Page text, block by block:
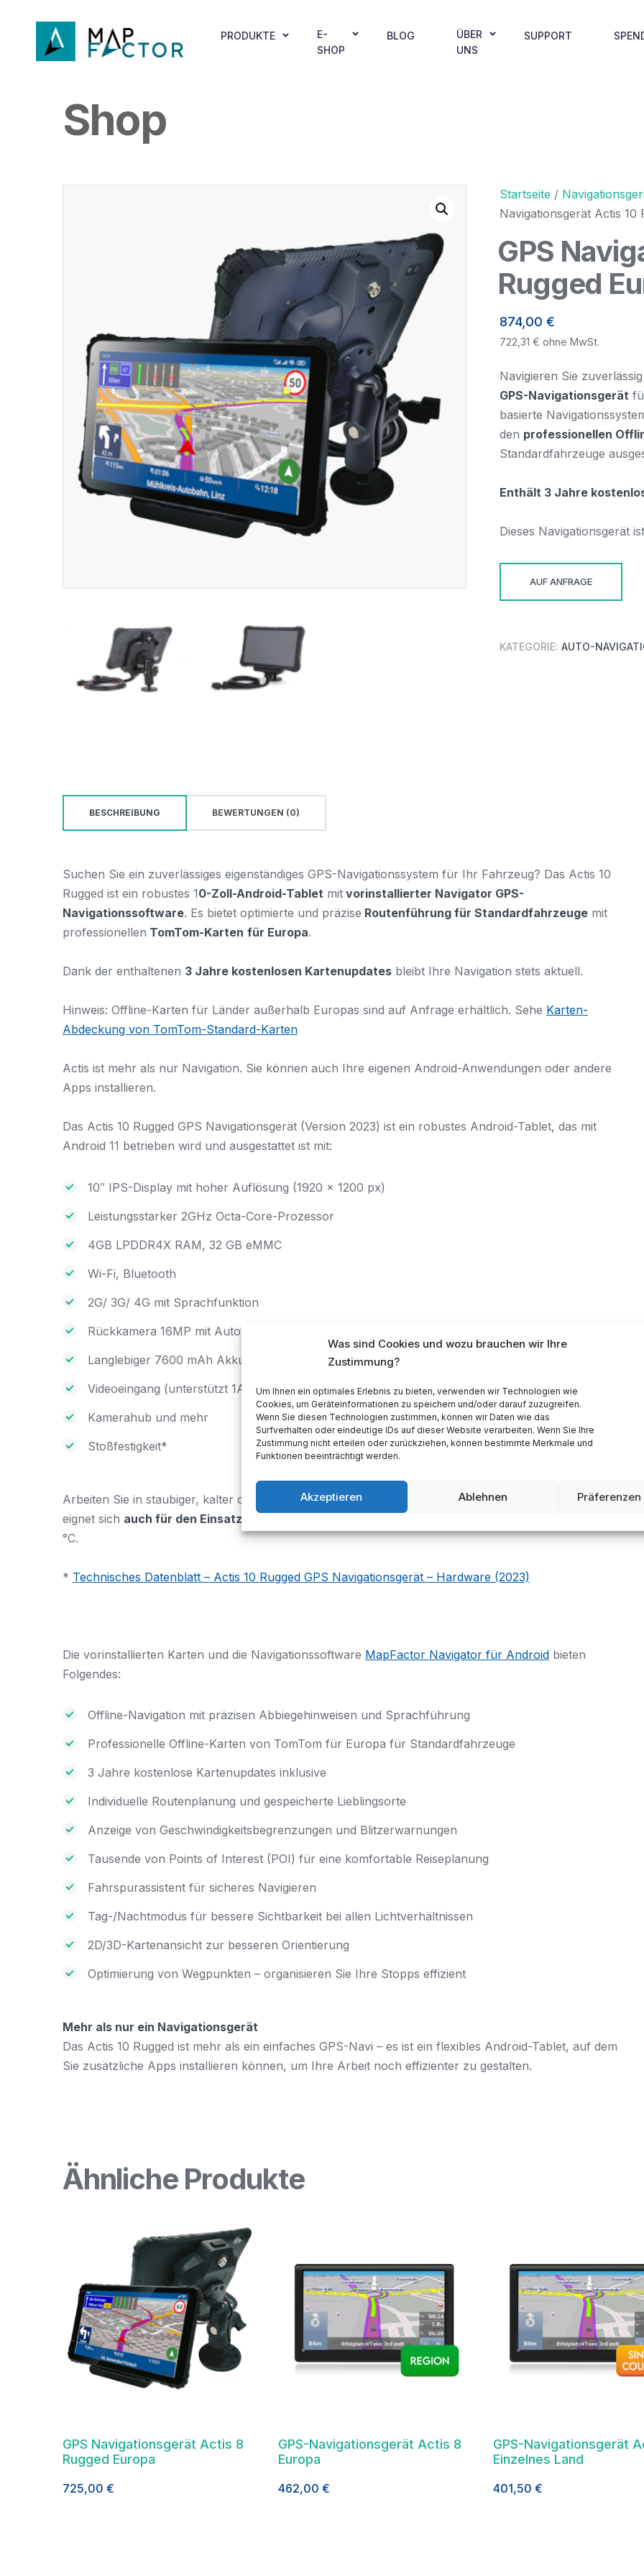
Was sind Cookies und wozu brauchen wir Ihre
Zustimmung?
Um Ihnen ein optimales Erlebnis zu bieten, verwenden wir Technologien wie
Cookies, um Geräteinformationen zu speichern und/oder darauf zuzugreifen.
Wenn Sie diesen Technologien zustimmen, können wir Daten wie das
Surfverhalten oder eindeutige IDs auf dieser Website verarbeiten. Wenn Sie Ihre
Zustimmung nicht erteilen oder zurückziehen, können bestimmte Merkmale und
Funktionen beeinträchtigt werden.
Akzeptieren Ablehnen
PRODUKTE
E-
SHOP
BLOG
ÜBER
UNS
SUPPORT
Shop
Startseite /
Navigationsgerät Actis 10
GPS
Rugged
874,00€
722,31€ ohne MwSt.
Navigieren Sie
GPS-Navigationsgerät
basierte
den professionellen
Standardfahrzeuge
Enthält 3 Jahre
Dieses Navigationsgerät
AUF ANFRAGE
KATEGORIE:AUTO-
BESCHREIBUNG BEWERTUNGEN (0)
Suchen Sie ein zuverlässiges eigenständiges GPS-Navigationssystem für Ihr Fahrzeug? Das Actis 10
Rugged ist ein robustes 10-Zoll-Android-Tablet mit vorinstallierter Navigator GPS-
Navigationssoftware. Es bietet optimierte und präzise Routenführung für Standardfahrzeuge mit
professionellen TomTom-Karten für Europa.
Dank der enthaltenen 3 Jahre kostenlosen Kartenupdates bleibt Ihre Navigation stets aktuell.
Hinweis: Offline-Karten für Länder außerhalb Europas sind auf Anfrage erhältlich. Sehe Karten-
Abdeckung von TomTom-Standard-Karten
Actis ist mehr als nur Navigation. Sie können auch Ihre eigenen Android-Anwendungen oder andere
Apps installieren.
Das Actis 10 Rugged GPS Navigationsgerät (Version 2023) ist ein robustes Android-Tablet, das mit
Android 11 betrieben wird und ausgestattet ist mit:
10″ IPS-Display mit hoher Auflösung (1920 x 1200 px)
Leistungsstarker 2GHz Octa-Core-Prozessor
4GB LPDDR4X RAM, 32 GB eMMC
Wi-Fi, Bluetooth
2G/ 3G/ 4G mit Sprachfunktion
Rückkamera 16MP mit Autofokus und Blitz, Frontkamera 8.0MP
Langlebiger 7600 mAh Akku für ausgedehnte Nutzung
Videoeingang (unterstützt 1AHD oder analoge Kamera)
Kamerahub und mehr
Stoßfestigkeit*
Arbeiten Sie in staubiger, kalter oder heißer Umgebung? Das Actis 10 Rugged GPS-Navigationsgerät
eignet sich auch für den Einsatz unter extremen Bedingungen
°C.
* Technisches Datenblatt – Actis 10 Rugged GPS Navigationsgerät – Hardware (2023)
Die vorinstallierten Karten und die Navigationssoftware MapFactor Navigator für Android bieten
Folgendes:
Offline-Navigation mit präzisen Abbiegehinweisen und Sprachführung
Professionelle Offline-Karten von TomTom für Europa für Standardfahrzeuge
3 Jahre kostenlose Kartenupdates inklusive
Individuelle Routenplanung und gespeicherte Lieblingsorte
Anzeige von Geschwindigkeitsbegrenzungen und Blitzerwarnungen
Tausende von Points of Interest (POI) für eine komfortable Reiseplanung
Fahrspurassistent für sicheres Navigieren
Tag-/Nachtmodus für bessere Sichtbarkeit bei allen Lichtverhältnissen
2D/3D-Kartenansicht zur besseren Orientierung
Optimierung von Wegpunkten – organisieren Sie Ihre Stopps effizient
Mehr als nur ein Navigationsgerät
Das Actis 10 Rugged ist mehr als ein einfaches GPS-Navi – es ist ein flexibles Android-Tablet, auf dem
Sie zusätzliche Apps installieren können, um Ihre Arbeit noch effizienter zu gestalten.
Ähnliche Produkte
GPS Navigationsgerät Actis 8
Rugged Europa
725,00 €
GPS-Navigationsgerät Actis 8
Europa
462,00 €
GPS-Navigationsgerät
Einzelnes Land
401,50€